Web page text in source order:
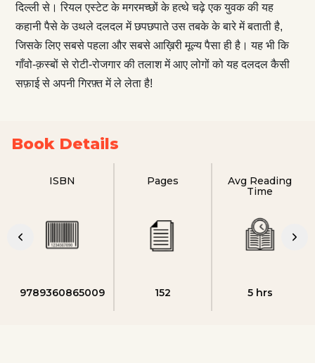
दिल्ली से। रियल एस्टेट के मगरमच्छों के हत्थे चढ़े एक युवक की यह
कहानी पैसे के उथले दलदल में छपछपाते उस तबके के बारे में बताती है,
जिसके लिए सबसे पहला और सबसे आख़िरी मूल्य पैसा ही है। यह भी कि
गाँवो-क़स्बों से रोटी-रोजगार की तलाश में आए लोगों को यह दलदल कैसी
सफ़ाई से अपनी गिरफ़्त में ले लेता है!
Book Details
ISBN
9789360865009
Pages
152
Avg Reading
Time
5 hrs